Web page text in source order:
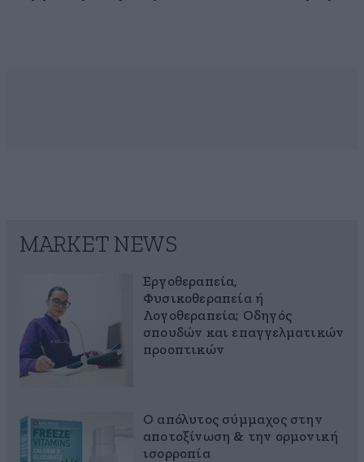
MARKET NEWS
Εργοθεραπεία,
Φυσικοθεραπεία ή
Λογοθεραπεία; Οδηγός
σπουδών και επαγγελματικών
προοπτικών
Ο απόλυτος σύμμαχος στην
αποτοξίνωση & την ορμονική
ισορροπία